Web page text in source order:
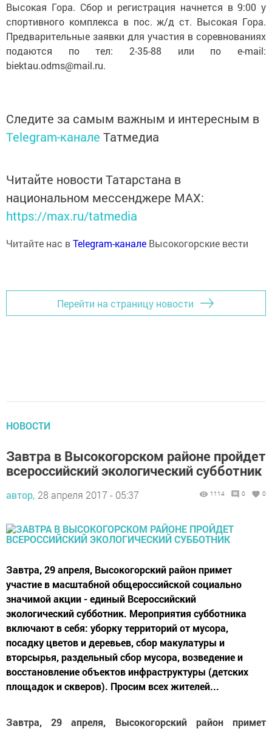
Высокая Гора. Сбор и регистрация начнется в 9:00 у
спортивного комплекса в пос. ж/д ст. Высокая Гора.
Предварительные заявки для участия в соревнованиях
подаются по тел: 2-35-88 или по e-mail:
biektau.odms@mail.ru.
Следите за самым важным и интересным в
Telegram-канале Татмедиа
Читайте новости Татарстана в
национальном мессенджере MАХ:
https://max.ru/tatmedia
Читайте нас вTelegram-канале Высокогорские вести
Перейти на страницу новости
НОВОСТИ
Завтра в Высокогорском районе пройдет
всероссийский экологический субботник
автор, 28 апреля 2017 - 05:37 1114 0 0
Завтра, 29 апреля, Высокогорский район примет
участие в масштабной общероссийской социально
значимой акции - единый Всероссийский
экологический субботник. Мероприятия субботника
включают в себя: уборку территорий от мусора,
посадку цветов и деревьев, сбор макулатуры и
вторсырья, раздельный сбор мусора, возведение и
восстановление объектов инфраструктуры (детских
площадок и скверов). Просим всех жителей...
Завтра, 29 апреля, Высокогорский район примет